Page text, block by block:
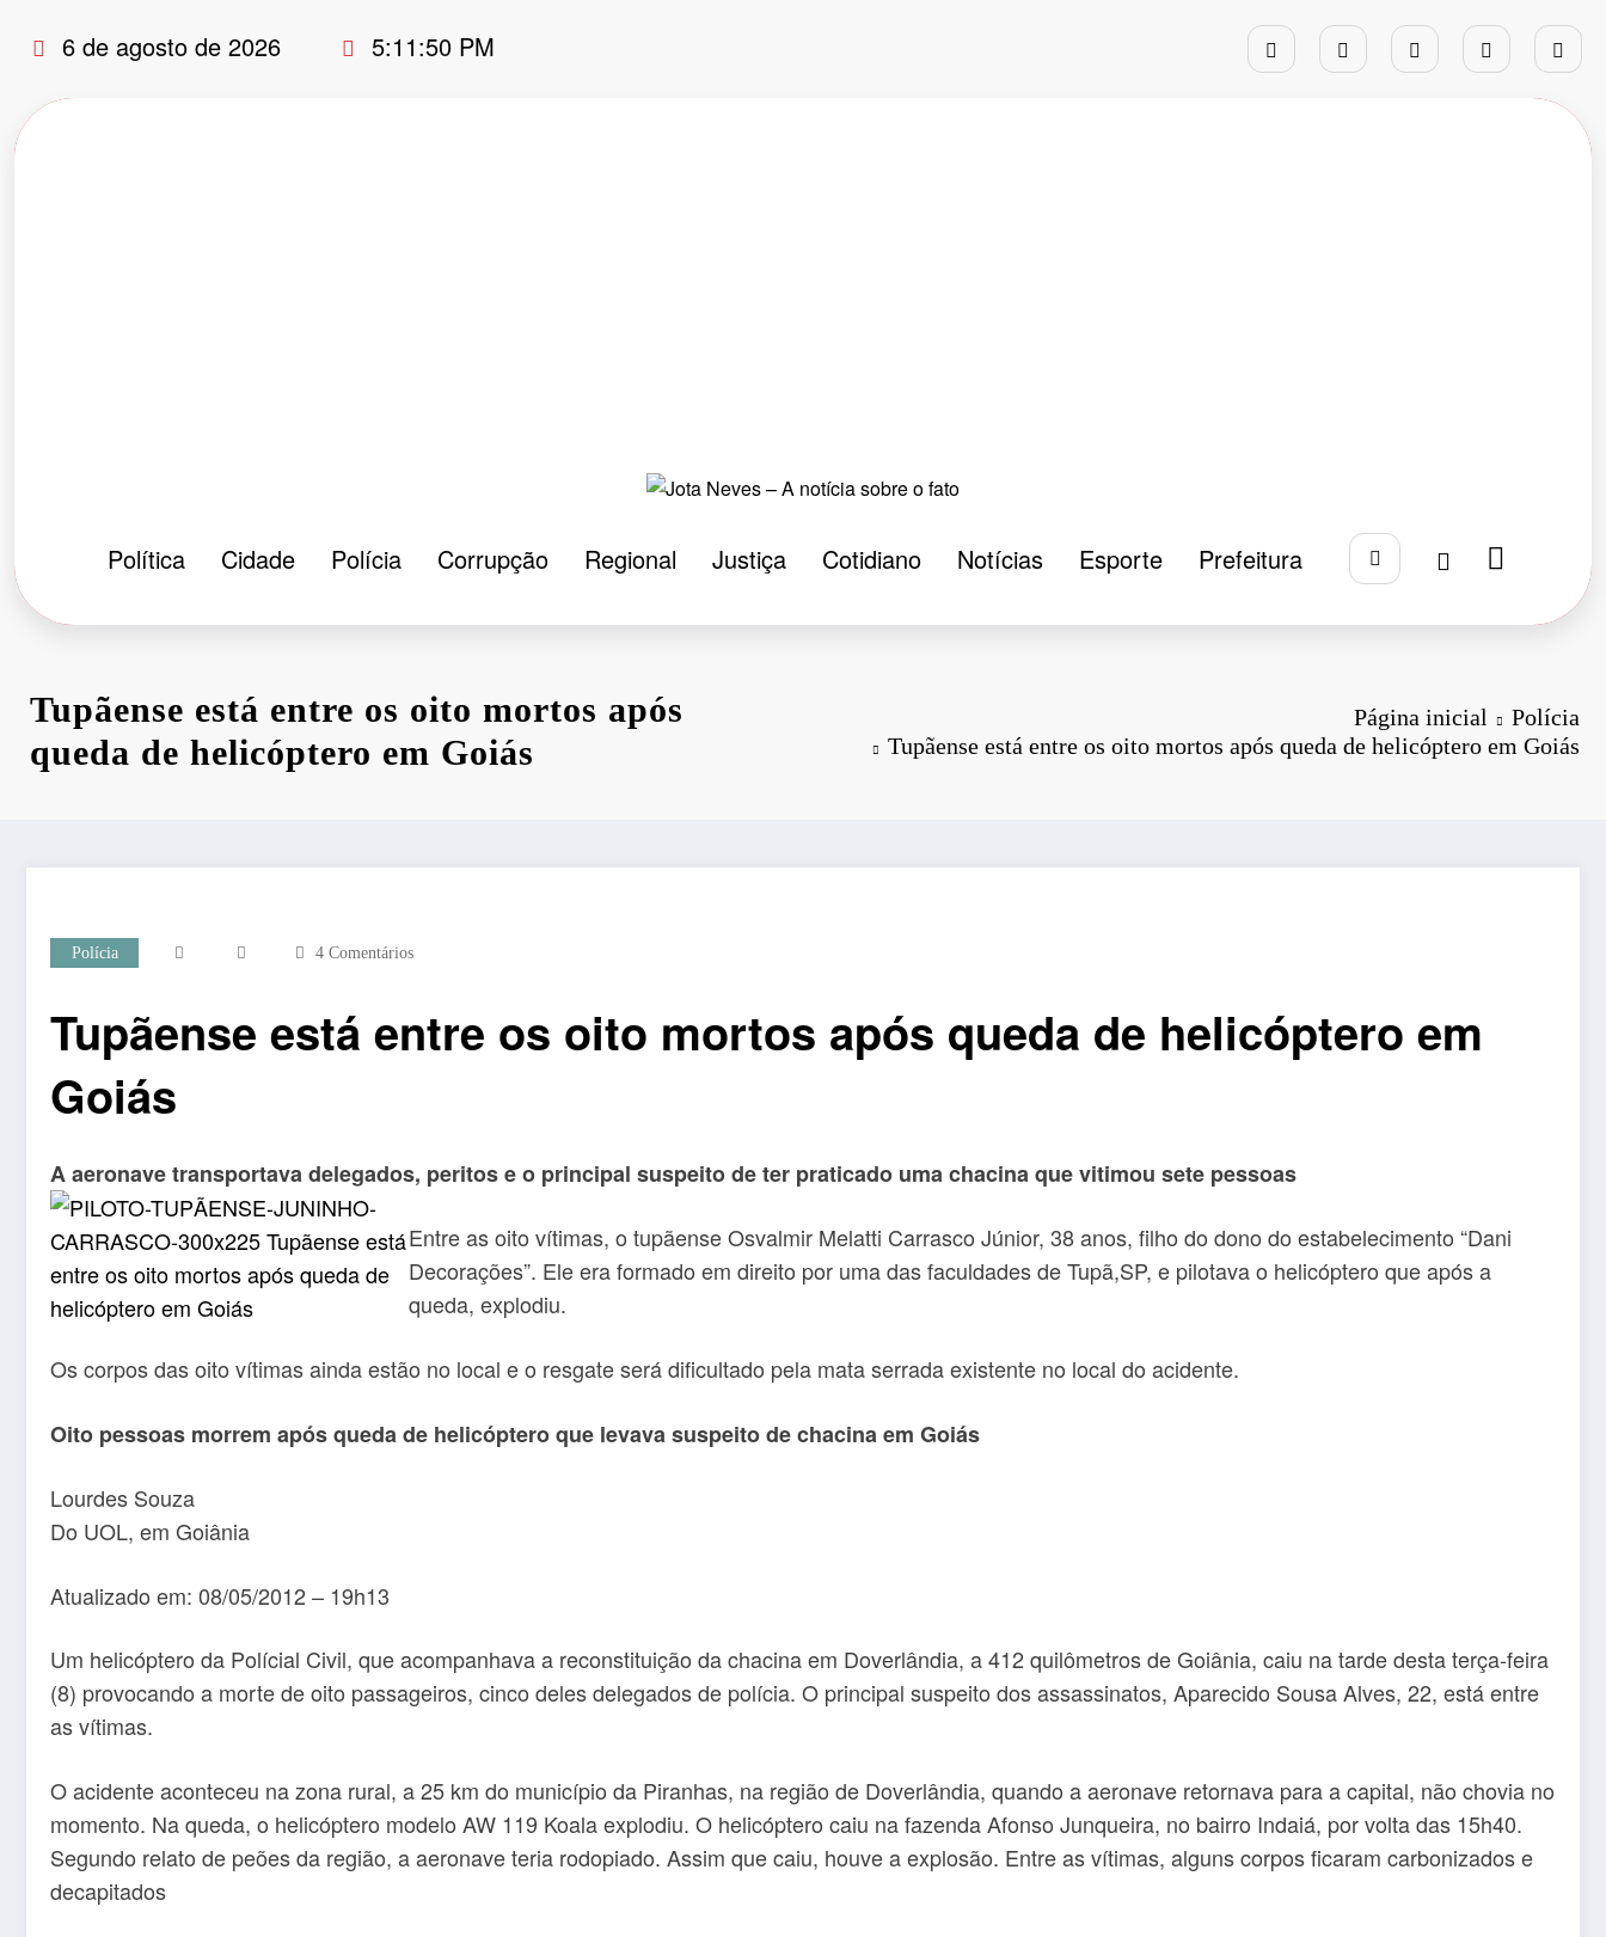
para
conteúdo
6 de agosto de 2026 5:11:51 PM
Política Cidade Polícia Corrupção Regional Justiça Cotidiano Notícias Esporte Prefeitura
Tupãense está entre os oito mortos após
queda de helicóptero em Goiás
Página inicial
Polícia
Tupãense está entre os oito mortos após queda de helicóptero em Goiás
Polícia 4 Comentários
Tupãense está entre os oito mortos após queda de helicóptero em
Goiás
A aeronave transportava delegados, peritos e o principal suspeito de ter praticado uma chacina que vitimou sete pessoas
Entre as oito vítimas, o tupãense Osvalmir Melatti Carrasco Júnior, 38 anos, filho do dono do estabelecimento “Dani
Decorações”. Ele era formado em direito por uma das faculdades de Tupã,SP, e pilotava o helicóptero que após a
queda, explodiu.
Os corpos das oito vítimas ainda estão no local e o resgate será dificultado pela mata serrada existente no local do acidente.
Oito pessoas morrem após queda de helicóptero que levava suspeito de chacina em Goiás
Lourdes Souza
Do UOL, em Goiânia
Atualizado em: 08/05/2012 – 19h13
Um helicóptero da Polícial Civil, que acompanhava a reconstituição da chacina em Doverlândia, a 412 quilômetros de Goiânia, caiu na tarde desta terça-feira
(8) provocando a morte de oito passageiros, cinco deles delegados de polícia. O principal suspeito dos assassinatos, Aparecido Sousa Alves, 22, está entre
as vítimas.
O acidente aconteceu na zona rural, a 25 km do município da Piranhas, na região de Doverlândia, quando a aeronave retornava para a capital, não chovia no
momento. Na queda, o helicóptero modelo AW 119 Koala explodiu. O helicóptero caiu na fazenda Afonso Junqueira, no bairro Indaiá, por volta das 15h40.
Segundo relato de peões da região, a aeronave teria rodopiado. Assim que caiu, houve a explosão. Entre as vítimas, alguns corpos ficaram carbonizados e
decapitados